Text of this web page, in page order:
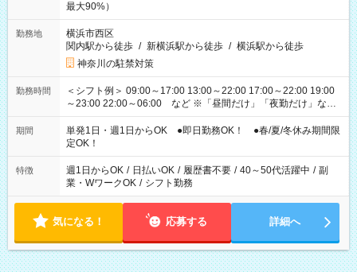
最大90%）
勤務地
横浜市西区
関内駅から徒歩 / 新横浜駅から徒歩 / 横浜駅から徒歩
神奈川の駐禁対策
勤務時間
＜シフト例＞ 09:00～17:00 13:00～22:00 17:00～22:00 19:00
～23:00 22:00～06:00 など ※「昼間だけ」「夜勤だけ」など
の希望OK
期間
単発1日・週1日からOK ●即日勤務OK！ ●春/夏/冬休み期間限
定OK！
特徴 週1日からOK / 日払いOK / 履歴書不要 / 40～50代活躍中 / 副
業・WワークOK / シフト勤務
気になる！ 応募する 詳細へ